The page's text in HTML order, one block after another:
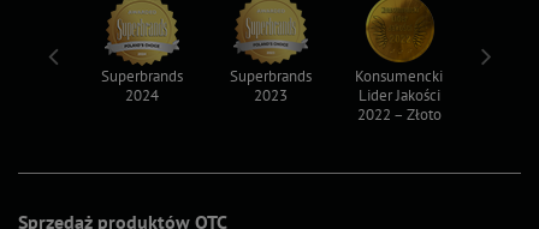
Sprzedaż produktów OTC
Superbrands
2024
Superbrands
2023
Konsumencki
Lider Jakości
2022 – Złoto